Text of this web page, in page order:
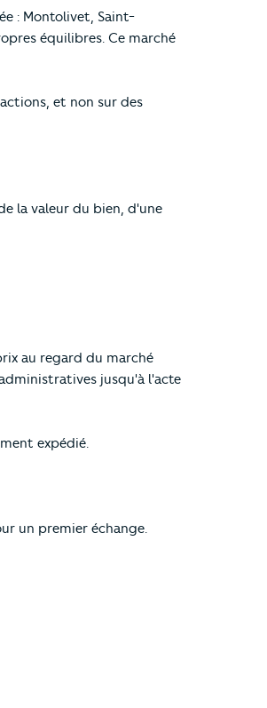
: Montolivet, Saint-
équilibres. Ce marché
et non sur des
la valeur du bien, d'une
au regard du marché
jusqu'à l'acte
expédié.
un premier échange.